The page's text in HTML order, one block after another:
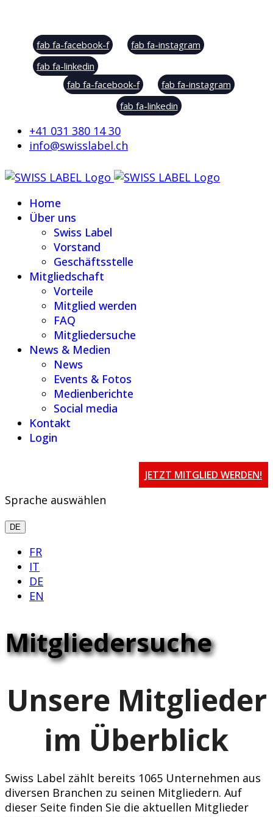
fab fa-facebook-f
fab fa-instagram
fab fa-linkedin
fab fa-facebook-f
fab fa-instagram
fab fa-linkedin
+41 031 380 14 30
info@swisslabel.ch
Home
Über uns
Swiss Label
Vorstand
Geschäftsstelle
Mitgliedschaft
Vorteile
Mitglied werden
FAQ
Mitgliedersuche
News & Medien
News
Events & Fotos
Medienberichte
Social media
Kontakt
Login
JETZT MITGLIED WERDEN!
Sprache auswählen
DE
FR
IT
DE
EN
Mitgliedersuche
Unsere Mitglieder
im Überblick
Swiss Label zählt bereits 1065 Unternehmen aus
diversen Branchen zu seinen Mitgliedern. Auf
dieser Seite finden Sie die aktuellen Mitglieder